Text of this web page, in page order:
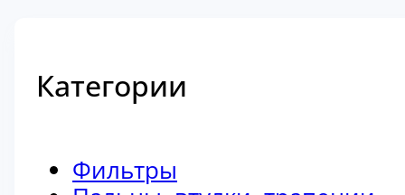
Категории
Фильтры